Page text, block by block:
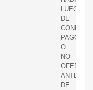
LUEGO
DE
O
NO
OFERTAR
ANTES
DE